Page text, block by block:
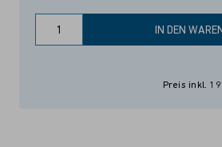
IN DEN
Preis inkl.